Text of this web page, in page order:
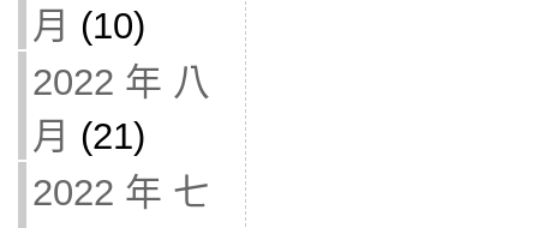
月 (10)
2022 年 八
月 (21)
2022 年 七